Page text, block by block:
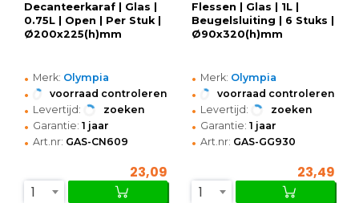
Decanteerkaraf | Glas |
0.75L | Open | Per Stuk |
Ø200x225(h)mm
• Merk: Olympia
• voorraad controleren
• Levertijd: zoeken
• Garantie: 1 jaar
• Art.nr: GAS-CN609
23,09
1
Flessen | Glas | 1L |
Beugelsluiting | 6 Stuks |
Ø90x320(h)mm
• Merk: Olympia
• voorraad controleren
• Levertijd: zoeken
• Garantie: 1 jaar
• Art.nr: GAS-GG930
23,49
1